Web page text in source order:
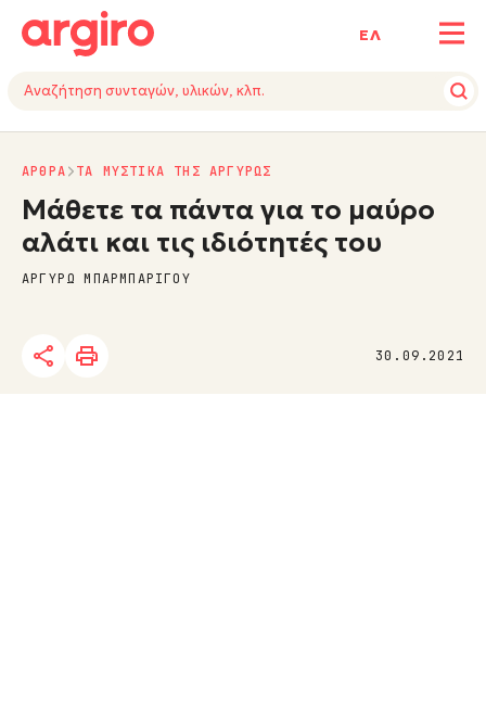
ΕΛ
30.09.2021
ΑΡΘΡΑ ΤΑ ΜΥΣΤΙΚΑ ΤΗΣ ΑΡΓΥΡΩΣ
Μάθετε τα πάντα για το μαύρο
αλάτι και τις ιδιότητές του
ΑΡΓΥΡΩ ΜΠΑΡΜΠΑΡΙΓΟΥ